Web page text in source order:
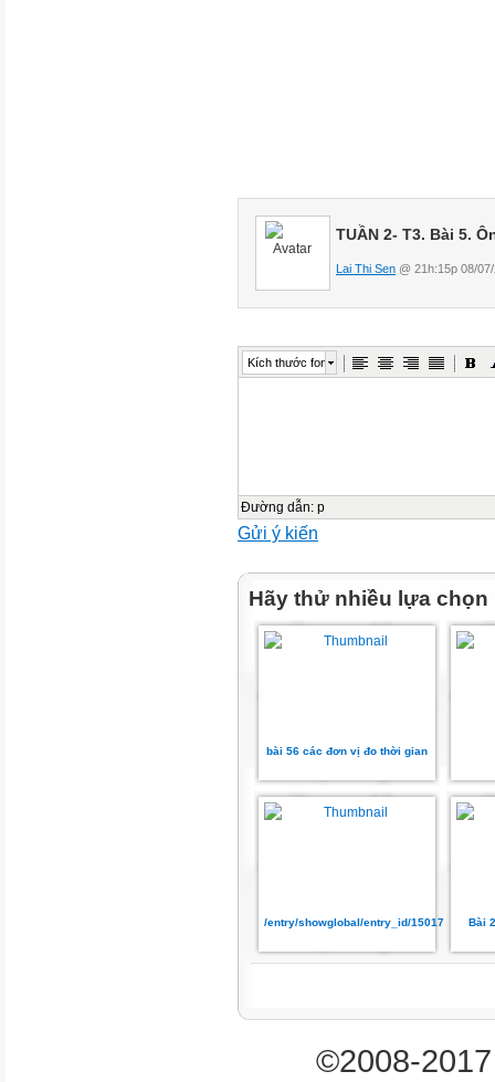
−
𝟗
𝟗
𝟏
𝟏
¿
𝟏𝟎 𝟏
𝟒
𝟔
TUẦN 2- T3. Bài 5.
Lai Thi Sen @ 21h:15p 08/
Kích thước font
Đường dẫn: p
Gửi ý kiến
Hãy thử nhiều lựa chọn
bài 56 các đơn vị đo thời gian
/entry/showglobal/entry_id/15017966 Bài
©2008-